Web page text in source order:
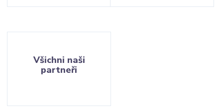
Všichni naši
partneři